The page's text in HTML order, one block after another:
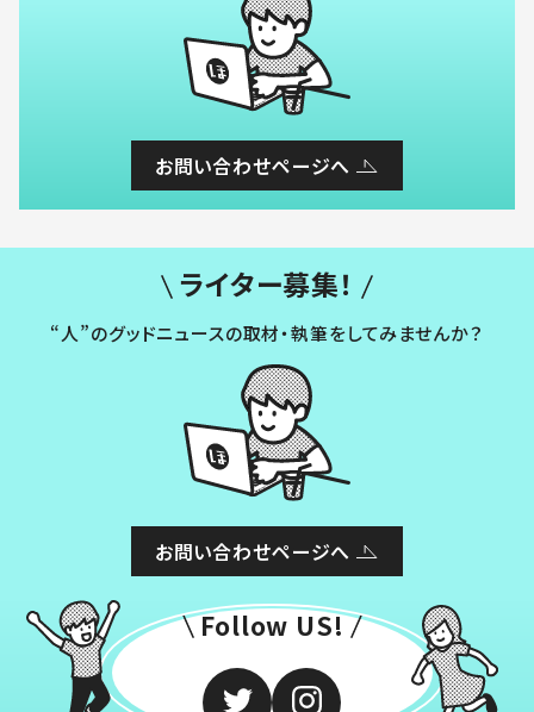
お問い合わせページへ
ライター募集！
“人”のグッドニュースの取材・執筆をしてみませんか？
お問い合わせページへ
Follow US!